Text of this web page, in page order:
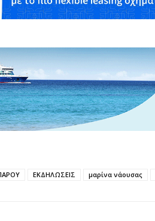
ΕΚΔΗΛΩΣΕΙΣ μαρίνα νάουσας